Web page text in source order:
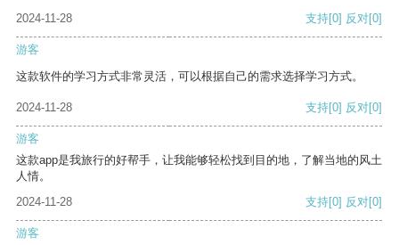
2024-11-28 支持[0] 反对[0]
游客
这款软件的学习方式非常灵活，可以根据自己的需求选择学习方式。
2024-11-28 支持[0] 反对[0]
游客
这款app是我旅行的好帮手，让我能够轻松找到目的地，了解当地的风土
人情。
2024-11-28
支持[0] 反对[0]
游客